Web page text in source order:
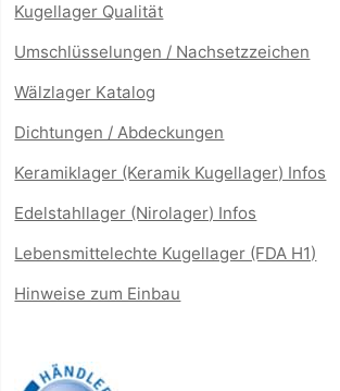
Kugellager Qualität
Umschlüsselungen / Nachsetzzeichen
Wälzlager Katalog
Dichtungen / Abdeckungen
Keramiklager (Keramik Kugellager) Infos
Edelstahllager (Nirolager) Infos
Lebensmittelechte Kugellager (FDA H1)
Hinweise zum Einbau